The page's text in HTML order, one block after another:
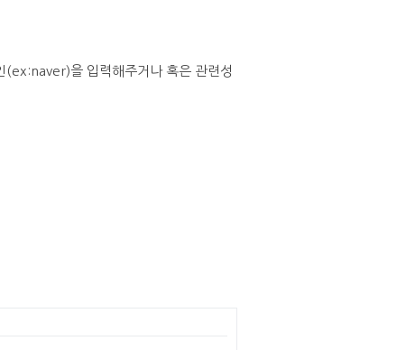
(ex:naver)을 입력해주거나 혹은 관련성